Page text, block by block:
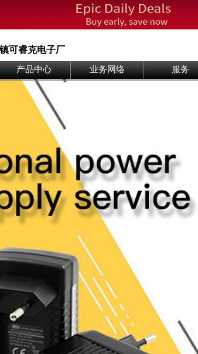
可睿克电子厂
产品中心 业务网络 服务